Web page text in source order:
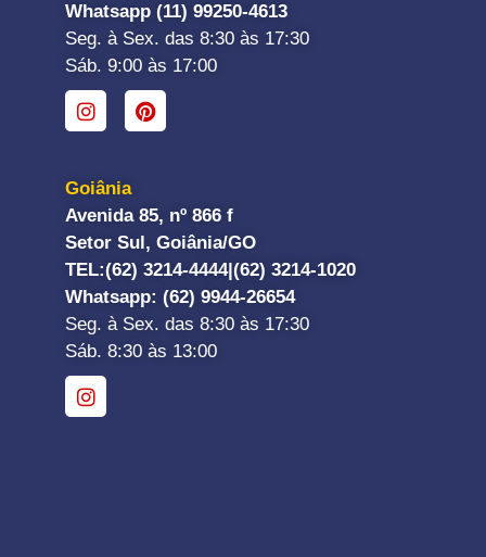
Whatsapp (11) 99250-4613
Seg. à Sex. das 8:30 às 17:30
Sáb. 9:00 às 17:00
Goiânia
Avenida 85, nº 866 f
Setor Sul, Goiânia/GO
TEL:(62) 3214-4444|(62) 3214-1020
Whatsapp: (62) 9944-26654
Seg. à Sex. das 8:30 às 17:30
Sáb. 8:30 às 13:00